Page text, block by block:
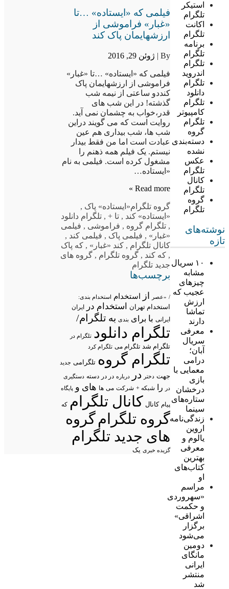
استیکر
تلگرام
اکانت
تلگرام
برنامه
تلگرام
تلگرام
اندروید
تلگرام
دانلود
تلگرام
کامپیوتر
تلگرام
گروه
دسته‌بندی
نشده
عکس
تلگرام
کانال
تلگرام
گروه
تلگرام
نوشته‌های
تازه
۱۰ سریال
مشابه
چیزهای
عجیب که
ارزش
تماشا
دارند
معرفی
سریال
آبان؛
درامی
معمایی با
بازی
درخشان
ستاره‌های
سینما
زندگی‌نامه
اروین
یالوم و
معرفی
بهترین
کتاب‌های
او
مراسم
«سهروردی
و حکمت
اشراقی»
برگزار
می‌شود
دومین
مانگای
ایرانی
منتشر
شد
فیلمی که «ایستاده» …تا
«غبار» فراموشی از
ارزشهایمان پاک کند
By | ژوئن 29, 2016
فیلمی که «ایستاده» …تا «غبار»
فراموشی از ارزشهایمان پاک
کنددو ساعتی از نیمه شب
گذشته! در این شب های
قدر،خواب به چشمان نمی آید.
روایت است که می گویند دراین
شب ها، شب بیداری هم عین
عبادت است اما من فقط بیدار
نیستم. یک فیلم همه ذهنم را
مشغول کرده است. فیلمی به نام
«ایستاده…
Read more »
گروه تلگرام«ایستاده» پاک ,
«ایستاده» کند , تا +, تلگرام دانلود
, تلگرام گروه , فراموشی , فیلمی
«غبار» , فیلمی پاک , فیلمی کند ,
کانال تلگرام , کند «غبار» , که پاک
, که کند , گروه تلگرام , گروه های
جدید تلگرام
برچسب‌ها
/ «عصر از استخدام استخدام بندی:
استخدام تهران استخدام در ایران
ایرانی با برای بندی به تلگرام/
تلگرام دانلود تلگرام در
تلگرام شد تلگرام می تلگرام کرد
تلگرام گروه تلگرامی جدید
جهت دختر در درباره در در دسته دستگیری
در
را شبکه + شرکت می ها های و پایگاه
پیام کانال کانال تلگرام که
گروه تلگرامگروه
های جدید تلگرام
گزیده خبری یک